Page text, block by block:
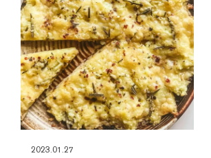
2023.01.27